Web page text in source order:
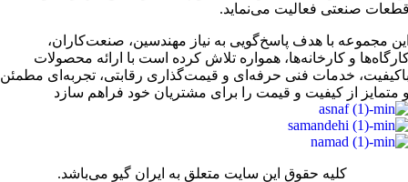
صنعتی فعالیت می‌نماید.
مجموعه با هدف پاسخ‌گویی به نیاز مهندسین، صنعت‌کاران،
و کارخانه‌ها، همواره تلاش کرده است با ارائه محصولات
خدمات فنی حرفه‌ای و قیمت‌گذاری رقابتی، تجربه‌ای مطمئن
متمایز از کیفیت و قیمت را برای مشتریان خود فراهم سازد
کلیه حقوق این سایت متعلق به ایران گیو می‌باشد.